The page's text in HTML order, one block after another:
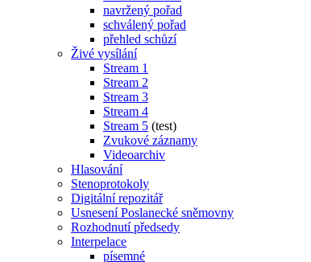
navržený pořad
schválený pořad
přehled schůzí
Živé vysílání
Stream 1
Stream 2
Stream 3
Stream 4
Stream 5 (test)
Zvukové záznamy
Videoarchiv
Hlasování
Stenoprotokoly
Digitální repozitář
Usnesení Poslanecké sněmovny
Rozhodnutí předsedy
Interpelace
písemné